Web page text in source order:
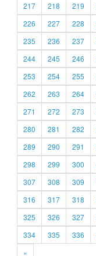
217
218 219
226
227 228
235
236 237
244
245 246
253
254 255
262
263 264
271
272 273
280
281 282
289
290 291
298
299 300
307
308 309
316
317 318
325
326 327
334
335 336
»